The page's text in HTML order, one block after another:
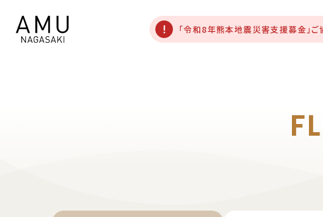
「令和8年熊本地震災害支援募金」